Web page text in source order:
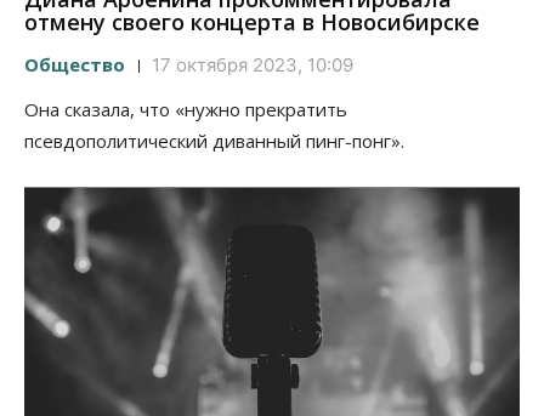
отмену своего концерта в Новосибирске
Общество 17 октября 2023, 10:09
Она сказала, что «нужно прекратить
псевдополитический диванный пинг-понг».